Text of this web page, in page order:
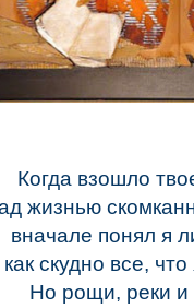
Когда взошло
жизнью
вначале понял я
как скудно все,
Но рощи, реки и